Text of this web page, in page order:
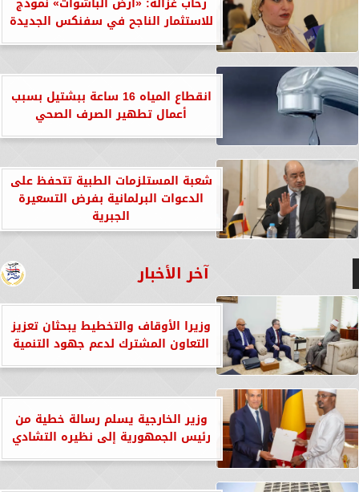
للاستثمار الناجح في سفنكس الجديدة
انقطاع المياه 16 ساعة ببشتيل بسبب
أعمال تطهير الصرف الصحي
شعبة المستلزمات الطبية تتحفظ على
الدعوات البرلمانية بفرض التسعيرة
الجبرية
آخر الأخبار
وزيرا الأوقاف والتخطيط يبحثان تعزيز
التعاون المشترك لدعم جهود التنمية
وزير الخارجية يسلم رسالة خطية من
رئيس الجمهورية إلى نظيره التشادي